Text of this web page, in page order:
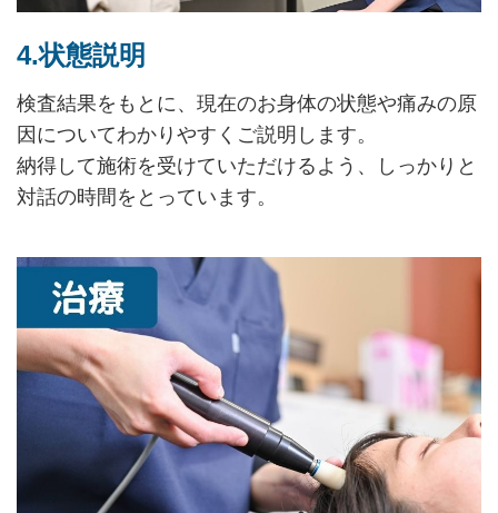
4.状態説明
検査結果をもとに、現在のお身体の状態や痛みの原
因についてわかりやすくご説明します。
納得して施術を受けていただけるよう、しっかりと
対話の時間をとっています。